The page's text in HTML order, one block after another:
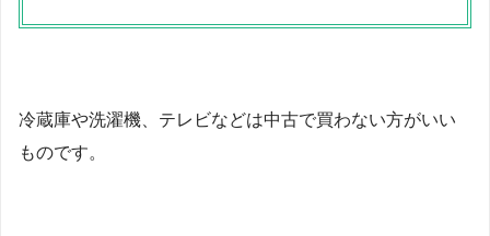
冷蔵庫や洗濯機、テレビなどは中古で買わない方がいい
ものです。